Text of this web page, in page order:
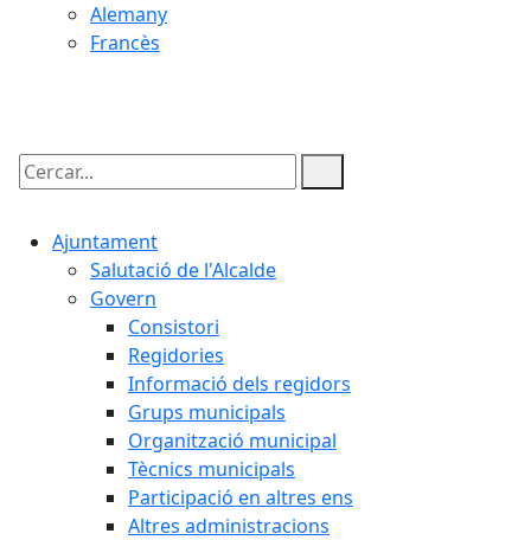
Alemany
Francès
Cercar:
Ajuntament
Salutació de l'Alcalde
Govern
Consistori
Regidories
Informació dels regidors
Grups municipals
Organització municipal
Tècnics municipals
Participació en altres ens
Altres administracions